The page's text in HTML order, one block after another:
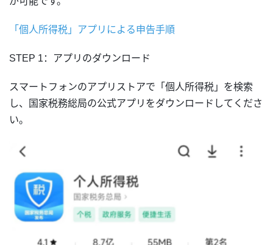
「個人所得税」アプリによる申告手順
STEP 1：アプリのダウンロード
スマートフォンのアプリストアで「個人所得税」を検索
し、国家税務総局の公式アプリをダウンロードしてくださ
い。